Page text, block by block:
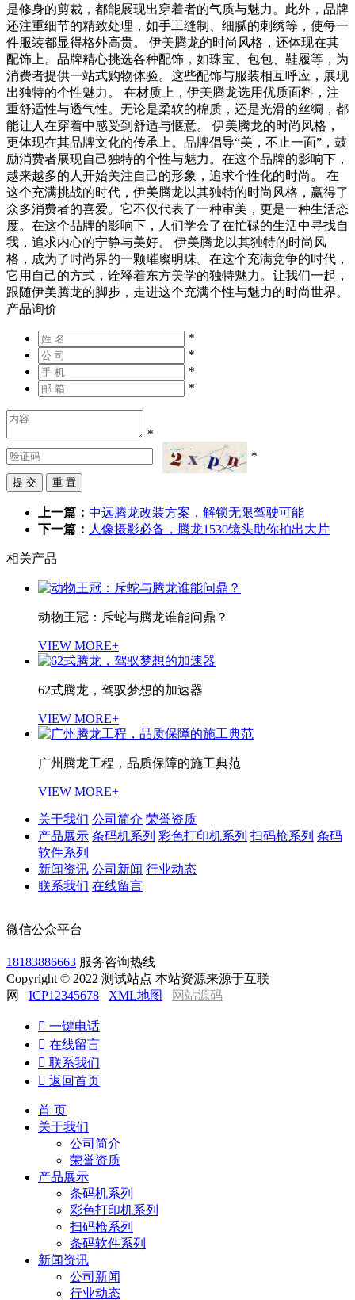
是修身的剪裁，都能展现出穿着者的气质与魅力。此外，品牌
还注重细节的精致处理，如手工缝制、细腻的刺绣等，使每一
件服装都显得格外高贵。 伊美腾龙的时尚风格，还体现在其
配饰上。品牌精心挑选各种配饰，如珠宝、包包、鞋履等，为
消费者提供一站式购物体验。这些配饰与服装相互呼应，展现
出独特的个性魅力。 在材质上，伊美腾龙选用优质面料，注
重舒适性与透气性。无论是柔软的棉质，还是光滑的丝绸，都
能让人在穿着中感受到舒适与惬意。 伊美腾龙的时尚风格，
更体现在其品牌文化的传承上。品牌倡导“美，不止一面”，鼓
励消费者展现自己独特的个性与魅力。在这个品牌的影响下，
越来越多的人开始关注自己的形象，追求个性化的时尚。 在
这个充满挑战的时代，伊美腾龙以其独特的时尚风格，赢得了
众多消费者的喜爱。它不仅代表了一种审美，更是一种生活态
度。在这个品牌的影响下，人们学会了在忙碌的生活中寻找自
我，追求内心的宁静与美好。 伊美腾龙以其独特的时尚风
格，成为了时尚界的一颗璀璨明珠。在这个充满竞争的时代，
它用自己的方式，诠释着东方美学的独特魅力。让我们一起，
跟随伊美腾龙的脚步，走进这个充满个性与魅力的时尚世界。
产品询价
*
*
*
*
*
*
上一篇： 中远腾龙改装方案，解锁无限驾驶可能
下一篇： 人像摄影必备，腾龙1530镜头助你拍出大片
相关产品
动物王冠：斥蛇与腾龙谁能问鼎？
VIEW MORE+
62式腾龙，驾驭梦想的加速器
VIEW MORE+
广州腾龙工程，品质保障的施工典范
VIEW MORE+
关于我们 公司简介 荣誉资质
产品展示 条码机系列 彩色打印机系列 扫码枪系列 条码
软件系列
新闻资讯 公司新闻 行业动态
联系我们 在线留言
微信公众平台
18183886663 服务咨询热线
Copyright © 2022 测试站点 本站资源来源于互联
网 ICP12345678 XML地图 网站源码
 一键电话
 在线留言
 联系我们
 返回首页
首 页
关于我们
公司简介
荣誉资质
产品展示
条码机系列
彩色打印机系列
扫码枪系列
条码软件系列
新闻资讯
公司新闻
行业动态